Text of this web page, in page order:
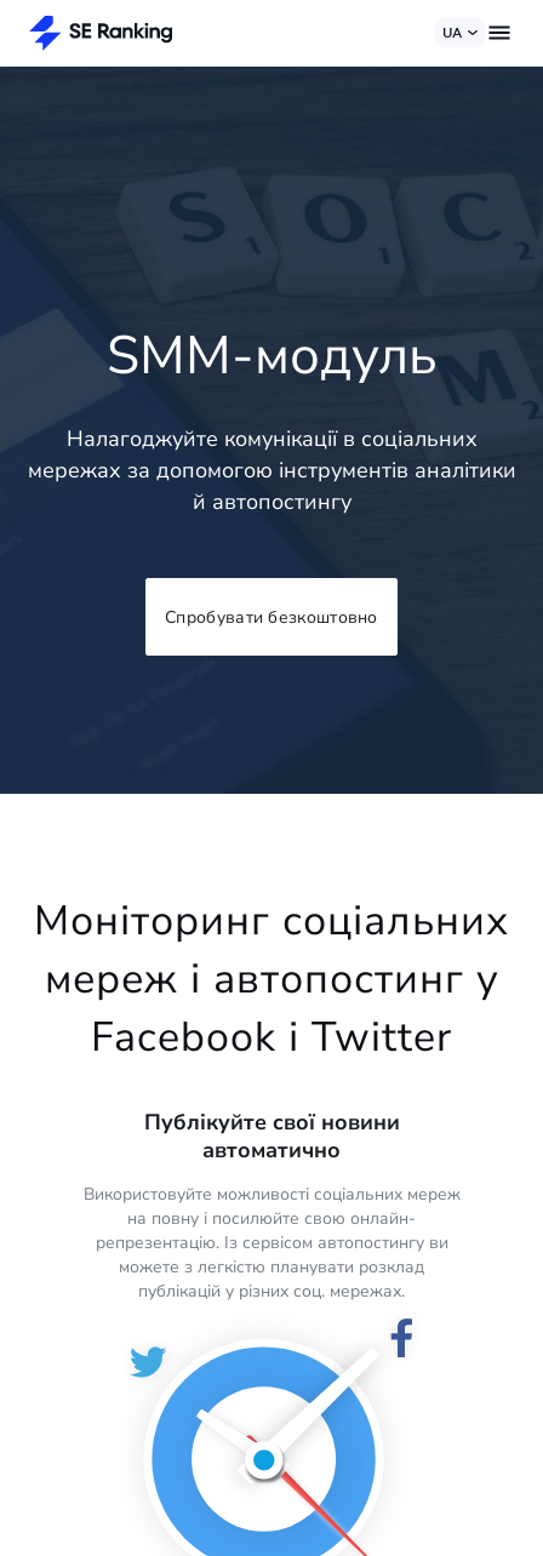
UA
SMM-модуль
Налагоджуйте комунікації в соціальних
мережах за допомогою інструментів аналітики
й автопостингу
Спробувати безкоштовно
Моніторинг соціальних
мереж і автопостинг у
Facebook і Twitter
Публікуйте свої новини
автоматично
Використовуйте можливості соціальних мереж
на повну і посилюйте свою онлайн-
репрезентацію. Із сервісом автопостингу ви
можете з легкістю планувати розклад
публікацій у різних соц. мережах.